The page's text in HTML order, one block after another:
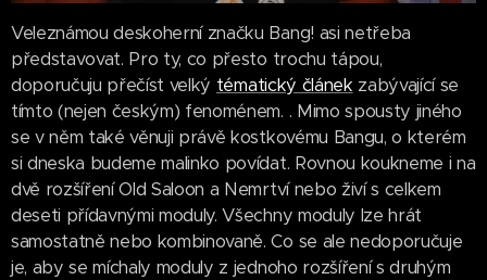
Veleznámou deskoherní značku Bang! asi netřeba
představovat. Pro ty, co přesto trochu tápou,
doporučuju přečíst velký tématický článek zabývající se
tímto (nejen českým) fenoménem. . Mimo spousty jiného
se v něm také věnuji právě kostkovému Bangu, o kterém
si dneska budeme malinko povídat. Rovnou koukneme i na
dvě rozšíření Old Saloon a Nemrtví nebo živí s celkem
deseti přídavnými moduly. Všechny moduly lze hrát
samostatně nebo kombinovaně. Co se ale nedoporučuje
je, aby se míchaly moduly z jednoho rozšíření s druhým